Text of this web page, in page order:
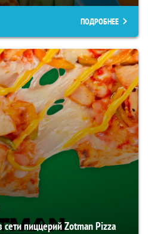
ПОДРОБНЕЕ
пиццерий Zotman Pizza